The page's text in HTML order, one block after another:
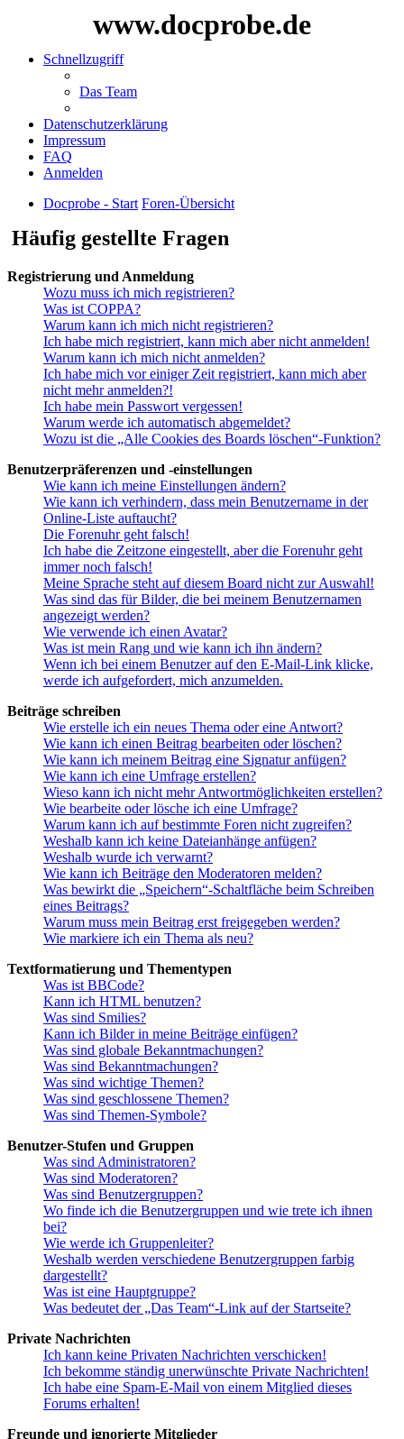
www.docprobe.de
Schnellzugriff
Das Team
Datenschutzerklärung
Impressum
FAQ
Anmelden
Docprobe - Start Foren-Übersicht
Häufig gestellte Fragen
Registrierung und Anmeldung
Wozu muss ich mich registrieren?
Was ist COPPA?
Warum kann ich mich nicht registrieren?
Ich habe mich registriert, kann mich aber nicht anmelden!
Warum kann ich mich nicht anmelden?
Ich habe mich vor einiger Zeit registriert, kann mich aber
nicht mehr anmelden?!
Ich habe mein Passwort vergessen!
Warum werde ich automatisch abgemeldet?
Wozu ist die „Alle Cookies des Boards löschen“-Funktion?
Benutzerpräferenzen und -einstellungen
Wie kann ich meine Einstellungen ändern?
Wie kann ich verhindern, dass mein Benutzername in der
Online-Liste auftaucht?
Die Forenuhr geht falsch!
Ich habe die Zeitzone eingestellt, aber die Forenuhr geht
immer noch falsch!
Meine Sprache steht auf diesem Board nicht zur Auswahl!
Was sind das für Bilder, die bei meinem Benutzernamen
angezeigt werden?
Wie verwende ich einen Avatar?
Was ist mein Rang und wie kann ich ihn ändern?
Wenn ich bei einem Benutzer auf den E-Mail-Link klicke,
werde ich aufgefordert, mich anzumelden.
Beiträge schreiben
Wie erstelle ich ein neues Thema oder eine Antwort?
Wie kann ich einen Beitrag bearbeiten oder löschen?
Wie kann ich meinem Beitrag eine Signatur anfügen?
Wie kann ich eine Umfrage erstellen?
Wieso kann ich nicht mehr Antwortmöglichkeiten erstellen?
Wie bearbeite oder lösche ich eine Umfrage?
Warum kann ich auf bestimmte Foren nicht zugreifen?
Weshalb kann ich keine Dateianhänge anfügen?
Weshalb wurde ich verwarnt?
Wie kann ich Beiträge den Moderatoren melden?
Was bewirkt die „Speichern“-Schaltfläche beim Schreiben
eines Beitrags?
Warum muss mein Beitrag erst freigegeben werden?
Wie markiere ich ein Thema als neu?
Textformatierung und Thementypen
Was ist BBCode?
Kann ich HTML benutzen?
Was sind Smilies?
Kann ich Bilder in meine Beiträge einfügen?
Was sind globale Bekanntmachungen?
Was sind Bekanntmachungen?
Was sind wichtige Themen?
Was sind geschlossene Themen?
Was sind Themen-Symbole?
Benutzer-Stufen und Gruppen
Was sind Administratoren?
Was sind Moderatoren?
Was sind Benutzergruppen?
Wo finde ich die Benutzergruppen und wie trete ich ihnen
bei?
Wie werde ich Gruppenleiter?
Weshalb werden verschiedene Benutzergruppen farbig
dargestellt?
Was ist eine Hauptgruppe?
Was bedeutet der „Das Team“-Link auf der Startseite?
Private Nachrichten
Ich kann keine Privaten Nachrichten verschicken!
Ich bekomme ständig unerwünschte Private Nachrichten!
Ich habe eine Spam-E-Mail von einem Mitglied dieses
Forums erhalten!
Freunde und ignorierte Mitglieder